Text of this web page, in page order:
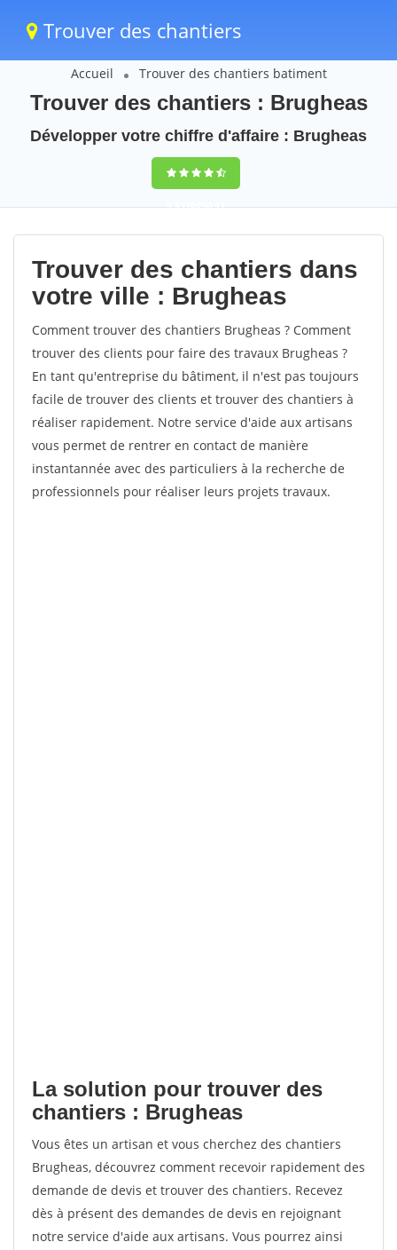
Trouver des chantiers
Accueil Trouver des chantiers batiment
Trouver des chantiers : Brugheas
Développer votre chiffre d'affaire : Brugheas
9,5(100%)41
votes
Trouver des chantiers dans
votre ville : Brugheas
Comment trouver des chantiers Brugheas ? Comment
trouver des clients pour faire des travaux Brugheas ?
En tant qu'entreprise du bâtiment, il n'est pas toujours
facile de trouver des clients et trouver des chantiers à
réaliser rapidement. Notre service d'aide aux artisans
vous permet de rentrer en contact de manière
instantannée avec des particuliers à la recherche de
professionnels pour réaliser leurs projets travaux.
La solution pour trouver des
chantiers : Brugheas
Vous êtes un artisan et vous cherchez des chantiers
Brugheas, découvrez comment recevoir rapidement des
demande de devis et trouver des chantiers. Recevez
dès à présent des demandes de devis en rejoignant
notre service d'aide aux artisans. Vous pourrez ainsi